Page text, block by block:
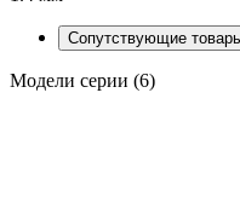
Сопутствующие
Модели серии (6)